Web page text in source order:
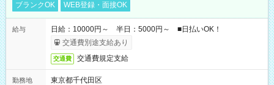
ブランクOK
WEB登録・面接OK
給与
日給：10000円～ 半日：5000円～ ■日払いOK！
交通費別途支給あり
交通費 交通費規定支給
勤務地
東京都千代田区